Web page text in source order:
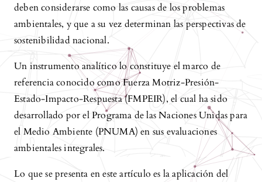
deben considerarse como las causas de los problemas
ambientales, y que a su vez determinan las perspectivas de
sostenibilidad nacional.
Un instrumento analítico lo constituye el marco de
referencia conocido como Fuerza Motriz-Presión-
Estado-Impacto-Respuesta (FMPEIR), el cual ha sido
desarrollado por el Programa de las Naciones Unidas para
el Medio Ambiente (PNUMA) en sus evaluaciones
ambientales integrales.
Lo que se presenta en este artículo es la aplicación del